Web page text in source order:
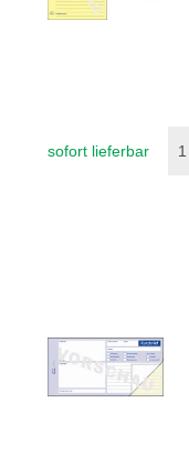
sofort lieferbar